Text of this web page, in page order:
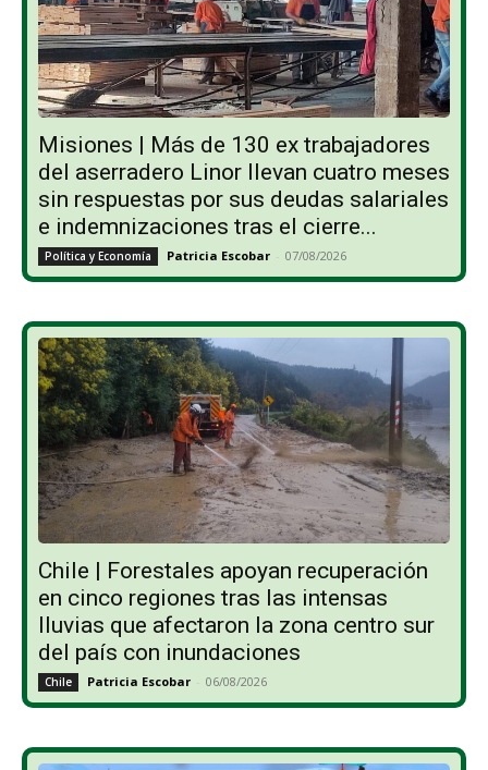
Misiones | Más de 130 ex trabajadores
del aserradero Linor llevan cuatro meses
sin respuestas por sus deudas salariales
e indemnizaciones tras el cierre...
Política y Economía Patricia Escobar - 07/08/2026
Chile | Forestales apoyan recuperación
en cinco regiones tras las intensas
lluvias que afectaron la zona centro sur
del país con inundaciones
Chile Patricia Escobar - 06/08/2026